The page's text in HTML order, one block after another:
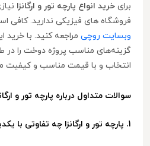
برای خرید انواع پارچه تور و ارگانزا
فروشگاه های فیزیکی ندارید. کافی
وبسایت روچی مراجعه کنید. با
گزینه‌های مناسب پروژه دوخت را
انتخاب و با قیمت مناسب و کیفیت
سوالات متداول درباره پارچه تور و
1. پارچه تور و ارگانزا چه تفاوتی با یکدیگر دارند؟